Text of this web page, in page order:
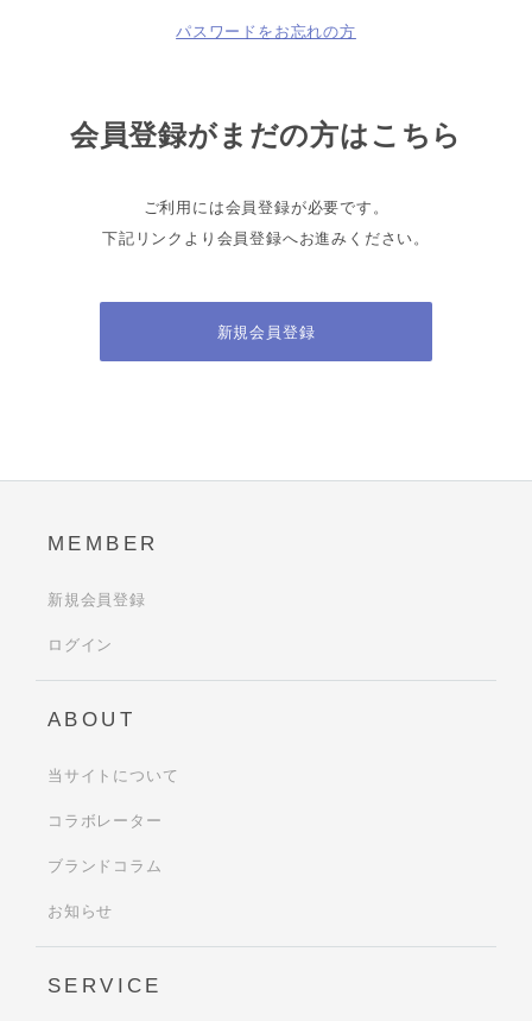
パスワードをお忘れの方
会員登録がまだの方はこちら
ご利用には会員登録が必要です。
下記リンクより会員登録へお進みください。
新規会員登録
MEMBER
新規会員登録
ログイン
ABOUT
当サイトについて
コラボレーター
ブランドコラム
お知らせ
SERVICE